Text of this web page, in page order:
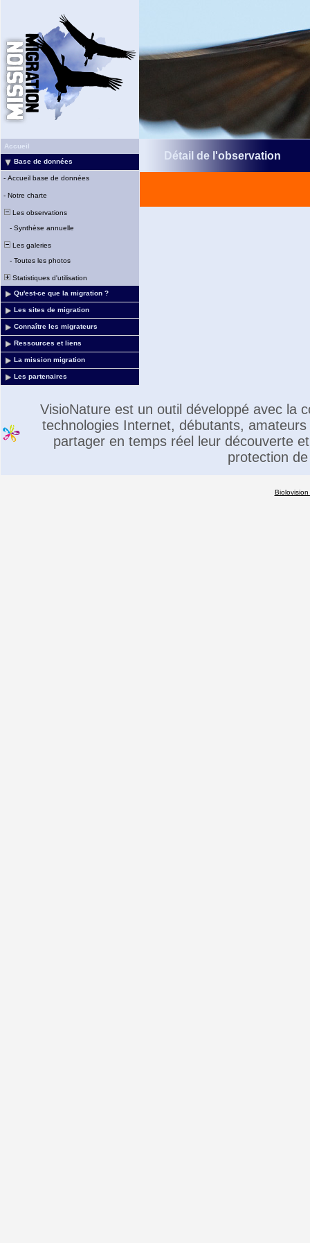
Accueil
Base de données
- Accueil base de données
- Notre charte
Les observations
- Synthèse annuelle
Les galeries
- Toutes les photos
Statistiques d'utilisation
Qu'est-ce que la migration ?
Les sites de migration
Connaître les migrateurs
Ressources et liens
La mission migration
Les partenaires
Détail de l'observation
VisioNature est un outil développé avec la
technologies Internet, débutants,
partager en temps réel leur découverte
protection
Biolovision